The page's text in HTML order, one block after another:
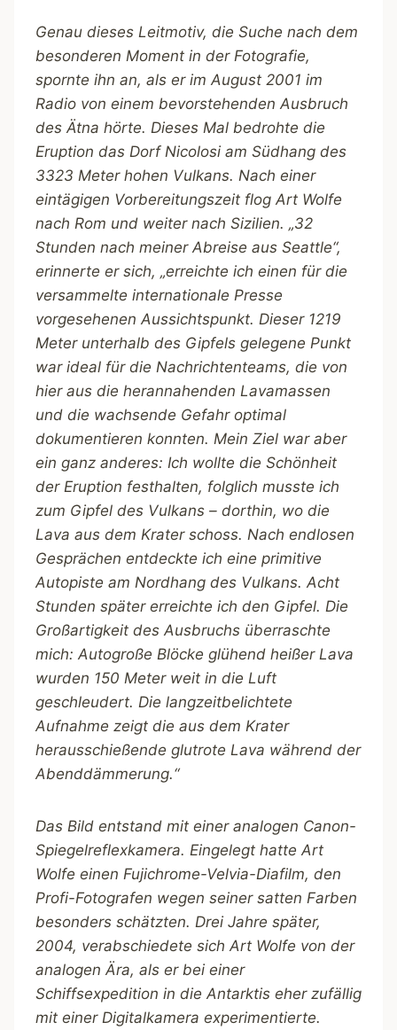
Genau dieses Leitmotiv, die Suche nach dem
besonderen Moment in der Fotografie,
spornte ihn an, als er im August 2001 im
Radio von einem bevorstehenden Ausbruch
des Ätna hörte. Dieses Mal bedrohte die
Eruption das Dorf Nicolosi am Südhang des
3323 Meter hohen Vulkans. Nach einer
eintägigen Vorbereitungszeit flog Art Wolfe
nach Rom und weiter nach Sizilien. „32
Stunden nach meiner Abreise aus Seattle“,
erinnerte er sich, „erreichte ich einen für die
versammelte internationale Presse
vorgesehenen Aussichtspunkt. Dieser 1219
Meter unterhalb des Gipfels gelegene Punkt
war ideal für die Nachrichtenteams, die von
hier aus die herannahenden Lavamassen
und die wachsende Gefahr optimal
dokumentieren konnten. Mein Ziel war aber
ein ganz anderes: Ich wollte die Schönheit
der Eruption festhalten, folglich musste ich
zum Gipfel des Vulkans – dorthin, wo die
Lava aus dem Krater schoss. Nach endlosen
Gesprächen entdeckte ich eine primitive
Autopiste am Nordhang des Vulkans. Acht
Stunden später erreichte ich den Gipfel. Die
Großartigkeit des Ausbruchs überraschte
mich: Autogroße Blöcke glühend heißer Lava
wurden 150 Meter weit in die Luft
geschleudert. Die langzeitbelichtete
Aufnahme zeigt die aus dem Krater
herausschießende glutrote Lava während der
Abenddämmerung.“
Das Bild entstand mit einer analogen Canon-
Spiegelreflexkamera. Eingelegt hatte Art
Wolfe einen Fujichrome-Velvia-Diafilm, den
Profi-Fotografen wegen seiner satten Farben
besonders schätzten. Drei Jahre später,
2004, verabschiedete sich Art Wolfe von der
analogen Ära, als er bei einer
Schiffsexpedition in die Antarktis eher zufällig
mit einer Digitalkamera experimentierte.